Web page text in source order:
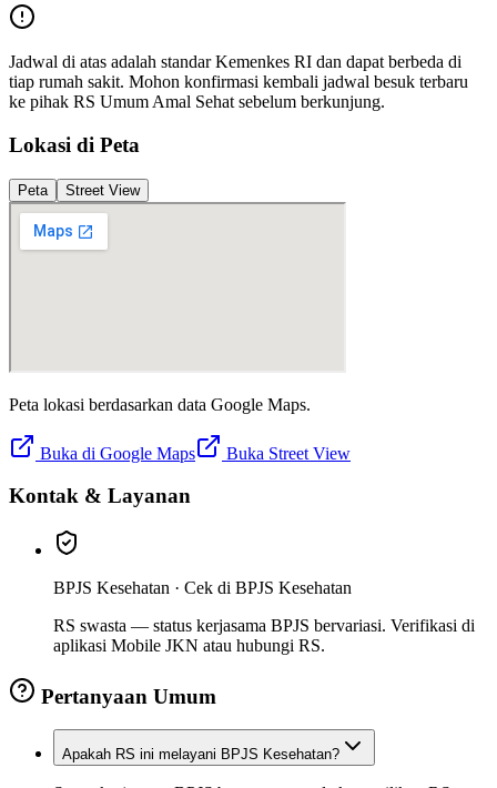
Jadwal di atas adalah standar Kemenkes RI dan dapat berbeda di
tiap rumah sakit. Mohon konfirmasi kembali jadwal besuk terbaru
ke pihak RS Umum Amal Sehat sebelum berkunjung.
Lokasi di Peta
Peta Street View
Peta lokasi berdasarkan data Google Maps.
Buka di Google Maps Buka Street View
Kontak & Layanan
BPJS Kesehatan · Cek di BPJS Kesehatan
RS swasta — status kerjasama BPJS bervariasi. Verifikasi di
aplikasi Mobile JKN atau hubungi RS.
Pertanyaan Umum
Apakah RS ini melayani BPJS Kesehatan?